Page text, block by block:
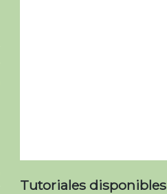
Tutoriales disponibles